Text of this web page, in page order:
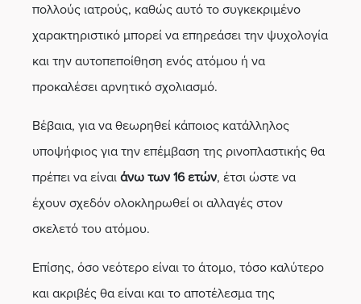
πολλούς ιατρούς, καθώς αυτό το συγκεκριμένο
χαρακτηριστικό μπορεί να επηρεάσει την ψυχολογία
και την αυτοπεποίθηση ενός ατόμου ή να
προκαλέσει αρνητικό σχολιασμό.
Βέβαια, για να θεωρηθεί κάποιος κατάλληλος
υποψήφιος για την επέμβαση της ρινοπλαστικής θα
πρέπει να είναι άνω των 16 ετών, έτσι ώστε να
έχουν σχεδόν ολοκληρωθεί οι αλλαγές στον
σκελετό του ατόμου.
Επίσης, όσο νεότερο είναι το άτομο, τόσο καλύτερο
και ακριβές θα είναι και το αποτέλεσμα της